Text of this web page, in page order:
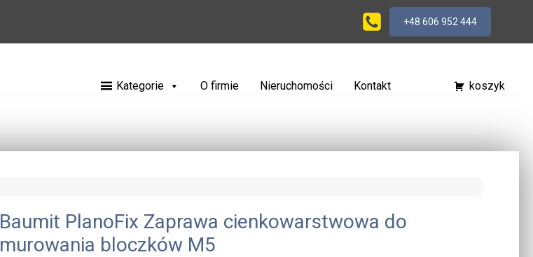
+48 606 952 444
Kategorie O firmie Nieruchomości Kontakt koszyk
Baumit PlanoFix Zaprawa cienkowarstwowa do
murowania bloczków M5